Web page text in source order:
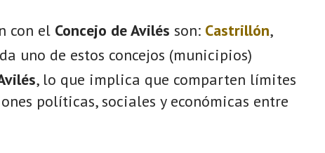
con el Concejo de Avilés son: Castrillón,
uno de estos concejos (municipios)
, lo que implica que comparten límites
políticas, sociales y económicas entre